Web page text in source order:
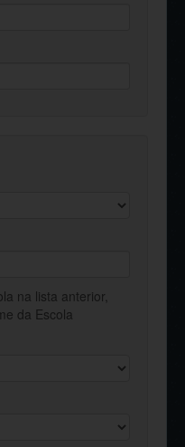
na lista anterior,
da Escola